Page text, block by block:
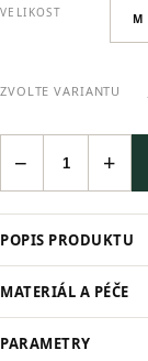
VELIKOST M
ZVOLTE VARIANTU
+
−
POPIS PRODUKTU
MATERIÁL A PÉČE
PARAMETRY